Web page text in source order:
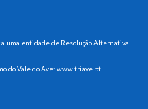
uma entidade de Resolução Alternativa
do Vale do Ave:www.triave.pt